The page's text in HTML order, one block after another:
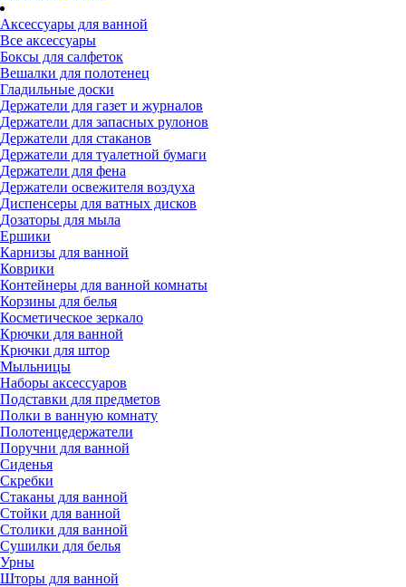
Аксессуары для ванной
Все аксессуары
Боксы для салфеток
Вешалки для полотенец
Гладильные доски
Держатели для газет и журналов
Держатели для запасных рулонов
Держатели для стаканов
Держатели для туалетной бумаги
Держатели для фена
Держатели освежителя воздуха
Диспенсеры для ватных дисков
Дозаторы для мыла
Ершики
Карнизы для ванной
Коврики
Контейнеры для ванной комнаты
Корзины для белья
Косметическое зеркало
Крючки для ванной
Крючки для штор
Мыльницы
Наборы аксессуаров
Подставки для предметов
Полки в ванную комнату
Полотенцедержатели
Поручни для ванной
Сиденья
Скребки
Стаканы для ванной
Стойки для ванной
Столики для ванной
Сушилки для белья
Урны
Шторы для ванной